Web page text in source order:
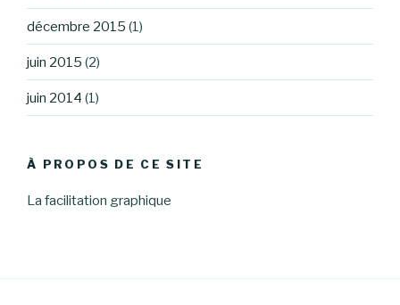
décembre 2015 (1)
juin 2015 (2)
juin 2014 (1)
À PROPOS DE CE SITE
La facilitation graphique